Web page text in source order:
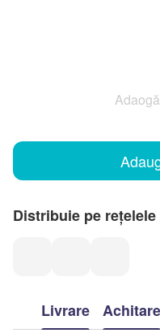
Distribuie pe
Livrare Achitare